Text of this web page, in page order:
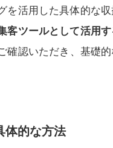
を活用した具体的な
客ツールとして活用
確認いただき、基礎
体的な方法